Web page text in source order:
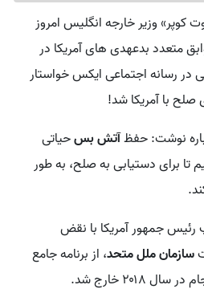
کوپر» وزیر خارجه انگلیس امروز
متعدد بدعهدی‌ های آمریکا در
در رسانه اجتماعی ایکس خواستار
با آمریکا شد!
نوشت: حفظآتش‌ بسحیاتی
تا برای دستیابی به صلح، به‌ طور
رئیس جمهور آمریکا با نقض
سازمان ملل متحد، از برنامه جامع
خارج شد.